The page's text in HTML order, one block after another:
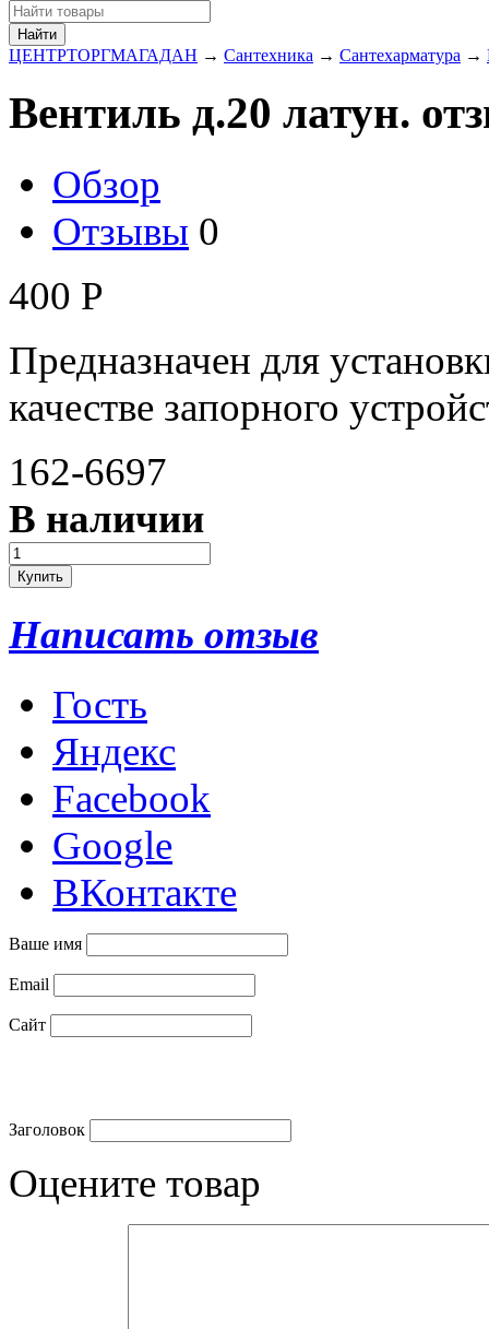
Найти
ЦЕНТРТОРГМАГАДАН → Сантехника → Сантехарматура →
Вентиль д.20 латун.
Обзор
Отзывы 0
400 Р
Предназначен для
качестве запорного
162-6697
В наличии
Написать отзыв
Гость
Яндекс
Facebook
Google
ВКонтакте
Ваше имя
Email
Сайт
Заголовок
Оцените товар